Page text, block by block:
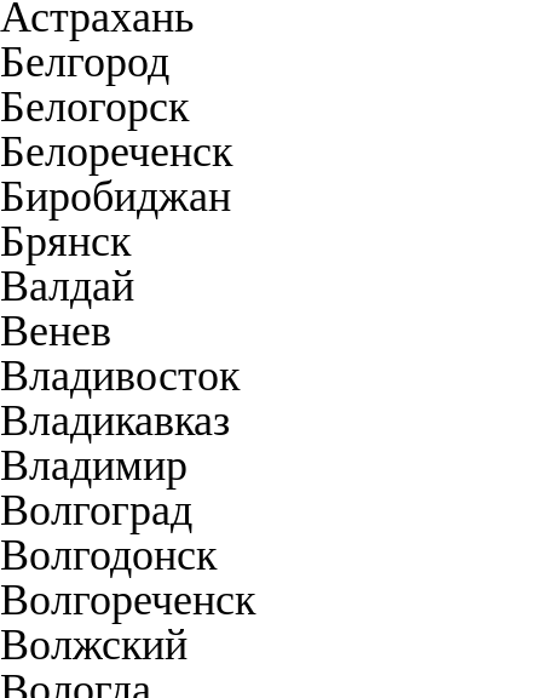
Астрахань
Белгород
Белогорск
Белореченск
Биробиджан
Брянск
Валдай
Венев
Владивосток
Владикавказ
Владимир
Волгоград
Волгодонск
Волгореченск
Волжский